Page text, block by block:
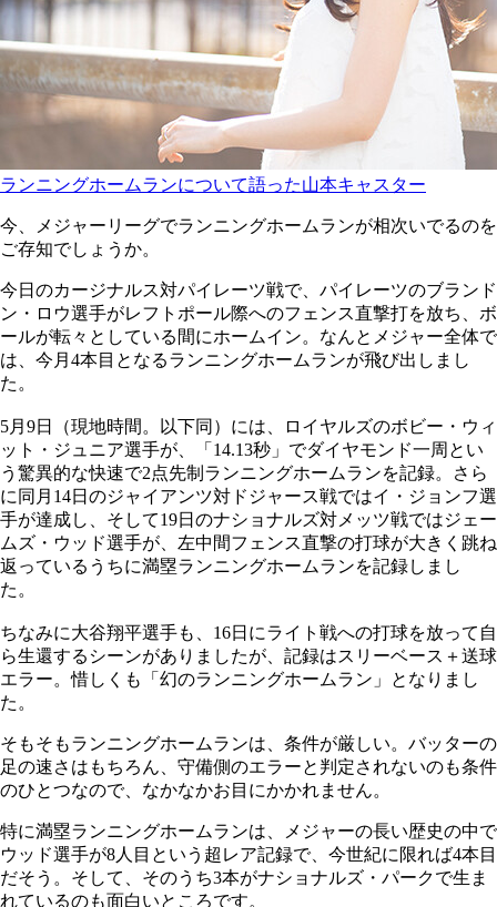
ランニングホームランについて語った山本キャスター
今、メジャーリーグでランニングホームランが相次いでるのを
ご存知でしょうか。
今日のカージナルス対パイレーツ戦で、パイレーツのブランド
ン・ロウ選手がレフトポール際へのフェンス直撃打を放ち、ボ
ールが転々としている間にホームイン。なんとメジャー全体で
は、今月4本目となるランニングホームランが飛び出しまし
た。
5月9日（現地時間。以下同）には、ロイヤルズのボビー・ウィ
ット・ジュニア選手が、「14.13秒」でダイヤモンド一周とい
う驚異的な快速で2点先制ランニングホームランを記録。さら
に同月14日のジャイアンツ対ドジャース戦ではイ・ジョンフ選
手が達成し、そして19日のナショナルズ対メッツ戦ではジェー
ムズ・ウッド選手が、左中間フェンス直撃の打球が大きく跳ね
返っているうちに満塁ランニングホームランを記録しまし
た。
ちなみに大谷翔平選手も、16日にライト戦への打球を放って自
ら生還するシーンがありましたが、記録はスリーベース＋送球
エラー。惜しくも「幻のランニングホームラン」となりまし
た。
そもそもランニングホームランは、条件が厳しい。バッターの
足の速さはもちろん、守備側のエラーと判定されないのも条件
のひとつなので、なかなかお目にかかれません。
特に満塁ランニングホームランは、メジャーの長い歴史の中で
ウッド選手が8人目という超レア記録で、今世紀に限れば4本目
だそう。そして、そのうち3本がナショナルズ・パークで生ま
れているのも面白いところです。